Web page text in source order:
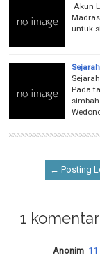
Akun
untuk
Pada
← Posting
1
Anonim